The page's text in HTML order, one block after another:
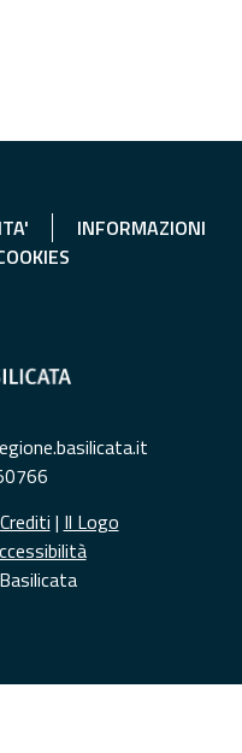
INFORMAZIONI
Crediti | Il Logo